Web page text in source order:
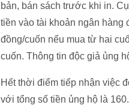
bản, bán sách trước khi in.
tiền vào tài khoản ngân hàng
đồng/cuốn nếu mua từ hai
cuốn. Thông tin độc giả ủng
Hết thời điểm tiếp nhận việc
với tổng số tiền ủng hộ là